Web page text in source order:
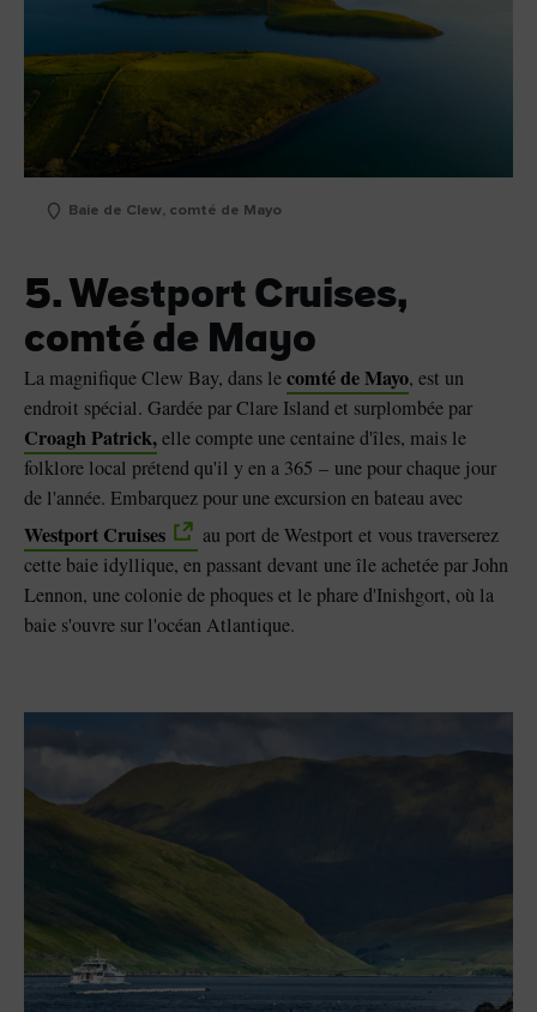
Baie de Clew, comté de Mayo
5. Westport Cruises,
comté de Mayo
La magnifique Clew Bay, dans lecomté de Mayo, est un
endroit spécial. Gardée par Clare Island et surplombée par
Croagh Patrick,elle compte une centaine d'îles, mais le
folklore local prétend qu'il y en a 365 – une pour chaque jour
de l'année. Embarquez pour une excursion en bateau avec
Westport Cruises
au port de Westport et vous traverserez
cette baie idyllique, en passant devant une île achetée par John
Lennon, une colonie de phoques et le phare d'Inishgort, où la
baie s'ouvre sur l'océan Atlantique.